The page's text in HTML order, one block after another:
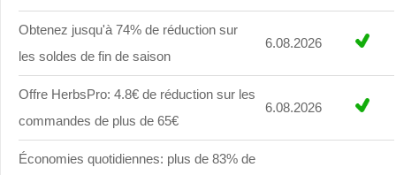
Obtenez jusqu'à 74% de réduction sur
les soldes de fin de saison
6.08.2026
Offre HerbsPro: 4.8€ de réduction sur les
commandes de plus de 65€
6.08.2026
Économies quotidiennes: plus de 83% de